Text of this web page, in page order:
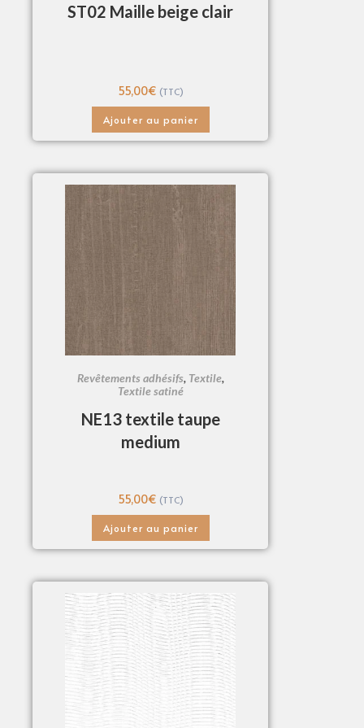
ST02 Maille beige clair
55,00€ (TTC)
Ajouter au panier
Revêtements adhésifs, Textile,
Textile satiné
NE13 textile taupe
medium
55,00€ (TTC)
Ajouter au panier